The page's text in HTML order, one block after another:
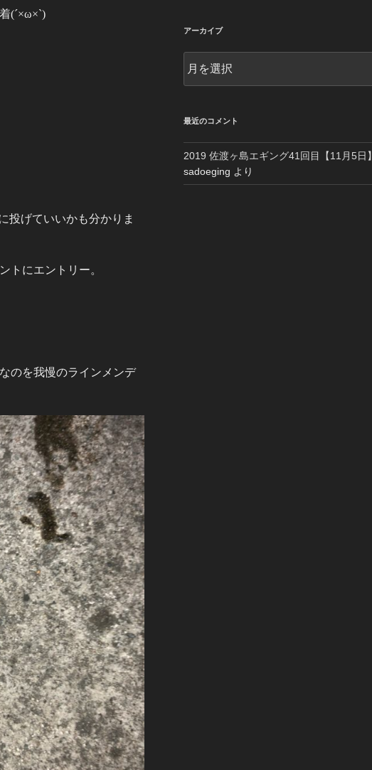
(´×ω×`)
投げていいかも分かりま
トにエントリー。
のを我慢のラインメンデ
ー
アーカイブ
ー
ブ
最近のコメント
2019 佐渡ヶ島エギング41回目【11月5日】
sadoeging より